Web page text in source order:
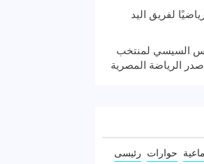
لفريق اليد
السيسي لمنتخب
الرياضة المصرية
حوارات رئيسى